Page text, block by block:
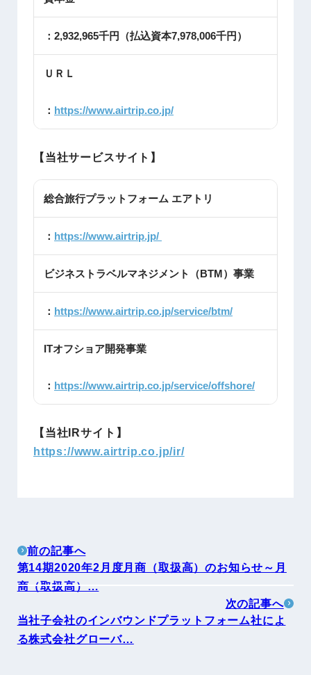
：2,932,965千円（払込資本7,978,006千円）
ＵＲＬ
： https://www.airtrip.co.jp/
【当社サービスサイト】
総合旅行プラットフォーム エアトリ
： https://www.airtrip.jp/
ビジネストラベルマネジメント（BTM）事業
： https://www.airtrip.co.jp/service/btm/
ITオフショア開発事業
： https://www.airtrip.co.jp/service/offshore/
【当社IRサイト】
https://www.airtrip.co.jp/ir/
前の記事へ
第14期2020年2月度月商（取扱高）のお知らせ～月
商（取扱高）…
次の記事へ
当社子会社のインバウンドプラットフォーム社によ
る株式会社グローバ…